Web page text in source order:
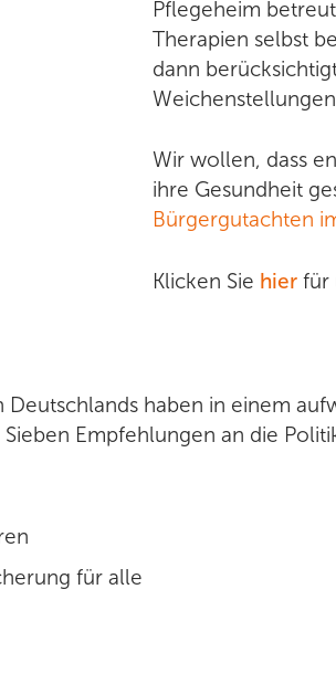
Pflegeheim
Therapien selbst
dann
Wir wollen, dass
ihre Gesundheit
Bürgergutachten
Klicken Sie hier für
haben in einem
Empfehlungen an die
für alle